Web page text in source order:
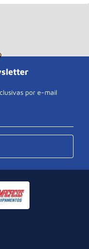
por e-mail